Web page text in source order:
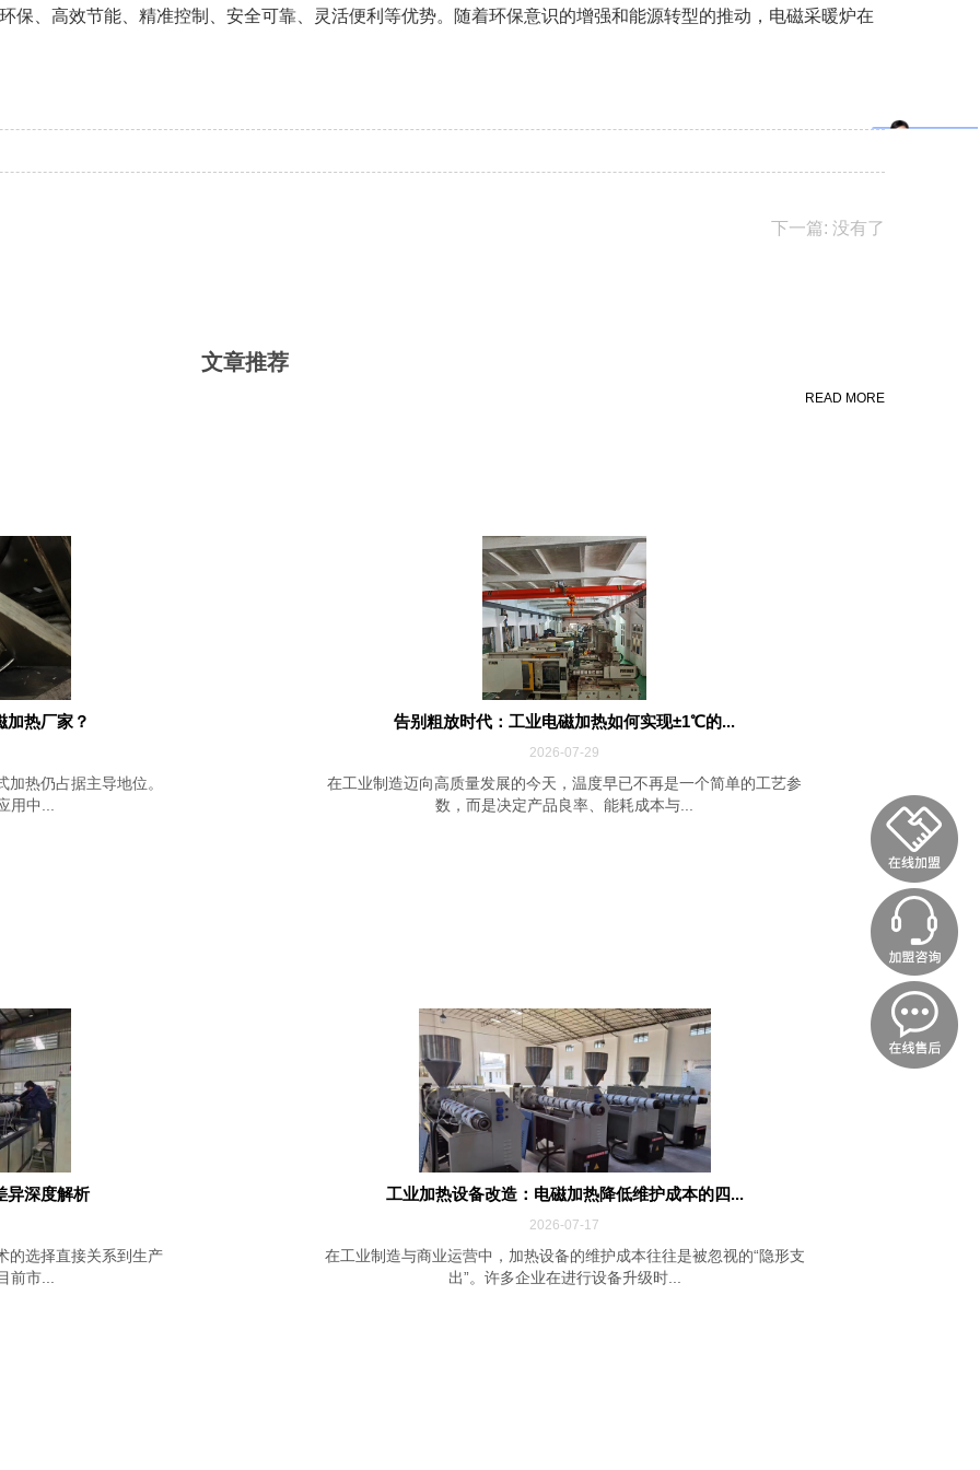
保、高效节能、精准控制、安全可靠、灵活便利等优势。随着环保意识的增强和能源转型的推动，电磁采暖炉在
下一篇: 没有了
文章推荐
READ MORE
加热厂家？
热仍占据主导地位。
用中...
告别粗放时代：工业电磁加热如何实现±1℃的...
2026-07-29
在工业制造迈向高质量发展的今天，温度早已不再是一个简单的工艺参
数，而是决定产品良率、能耗成本与...
异深度解析
的选择直接关系到生产
前市...
工业加热设备改造：电磁加热降低维护成本的四...
2026-07-17
在工业制造与商业运营中，加热设备的维护成本往往是被忽视的“隐形支
出”。许多企业在进行设备升级时...